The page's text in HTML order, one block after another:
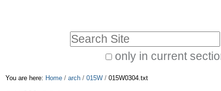
Skip
only in current
Search…
You are here: Home / arch / 015W / 015W0304.txt